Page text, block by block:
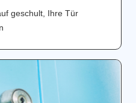
geschult, Ihre Tür